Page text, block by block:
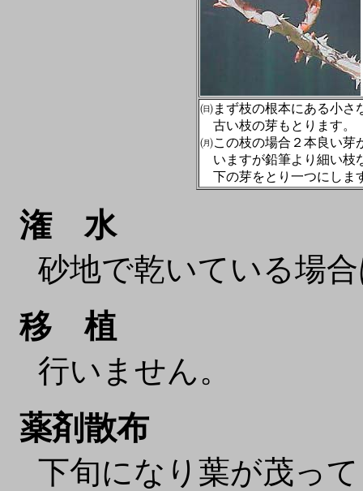
㈰まず枝の根本にある小さ
古い枝の芽もとります。
㈪この枝の場合２本良い芽
いますが鉛筆より細い枝
下の芽をとり一つにしま
潅 水
砂地で乾いている場
移 植
行いません。
薬剤散布
下旬になり葉が茂っ